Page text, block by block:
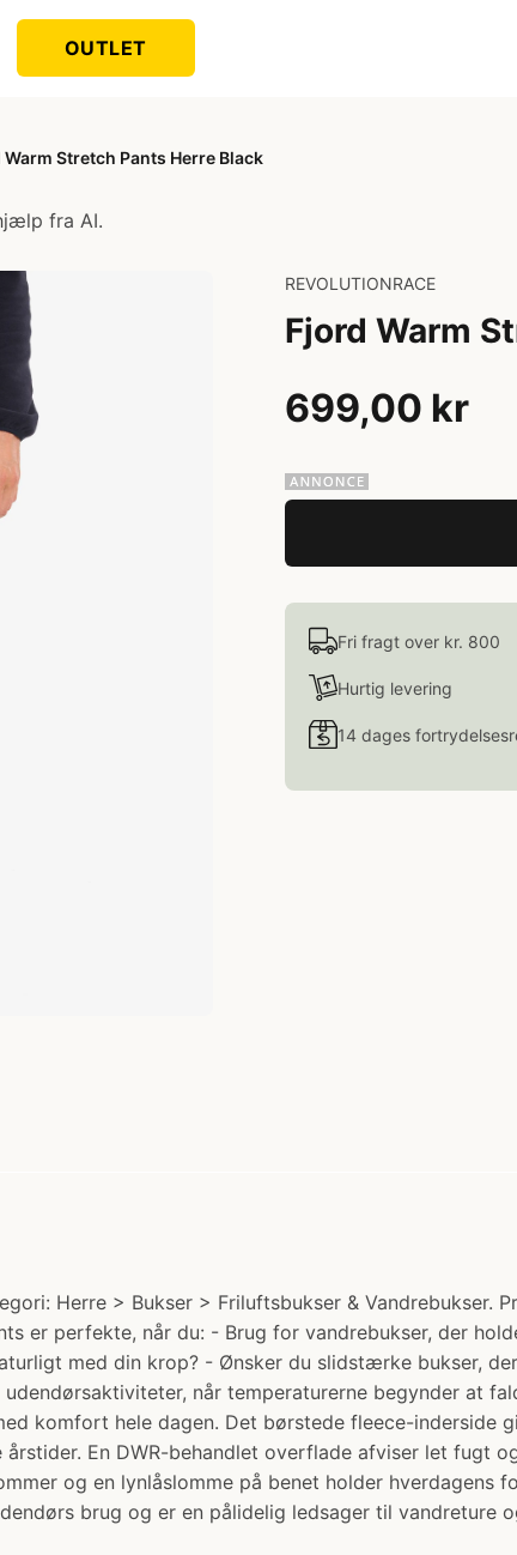
OUTLET
Warm Stretch Pants Herre Black
fra AI.
REVOLUTIONRACE
Fjord Warm
699,00 kr
Fri fragt over kr. 800
Hurtig levering
14 dages
Herre > Bukser > Friluftsbukser &
er perfekte, når du: - Brug for vandrebukser, der
med din krop? - Ønsker du slidstærke bukser,
når temperaturerne begynder at
komfort hele dagen. Det børstede fleece-inderside
En DWR-behandlet overflade afviser let fugt
og en lynlåslomme på benet holder hverdagens
brug og er en pålidelig ledsager til vandreture